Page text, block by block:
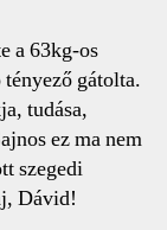
a 63kg-os
gátolta.
tudása,
ez ma nem
szegedi
Dávid!